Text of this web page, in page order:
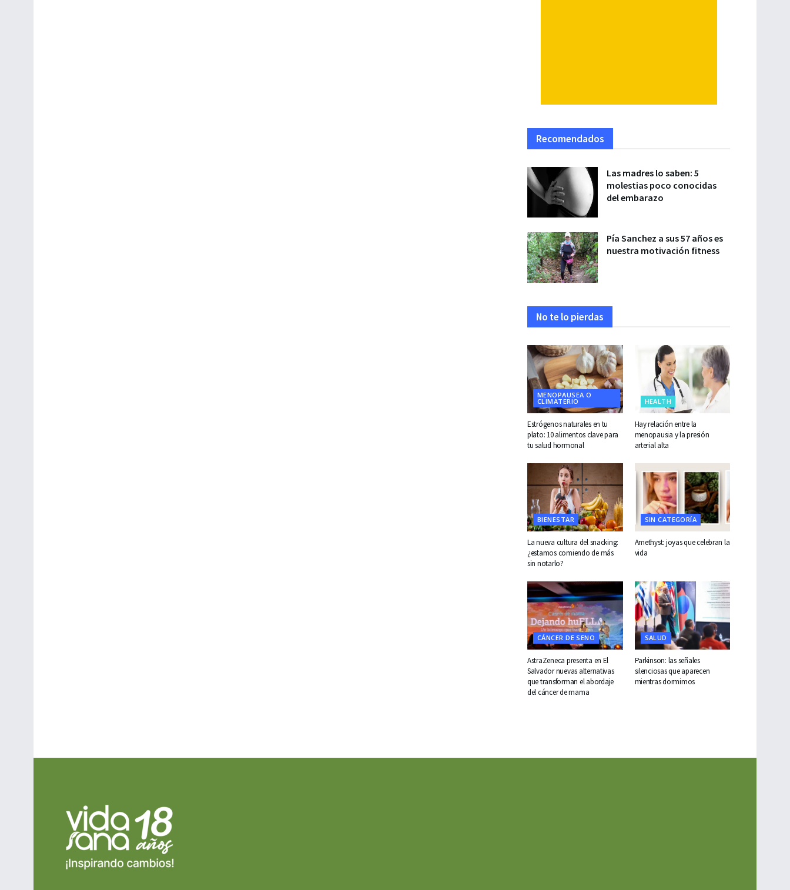
Recomendados
Las madres lo saben: 5
molestias poco conocidas
del embarazo
Pía Sanchez a sus 57 años es
nuestra motivación fitness
No te lo pierdas
MENOPAUSEA O
CLIMATERIO
Estrógenos naturales en tu
plato: 10 alimentos clave para
tu salud hormonal
HEALTH
Hay relación entre la
menopausia y la presión
arterial alta
BIENESTAR
La nueva cultura del snacking:
¿estamos comiendo de más
sin notarlo?
SIN CATEGORÍA
Amethyst: joyas que celebran la
vida
CÁNCER DE SENO
AstraZeneca presenta en El
Salvador nuevas alternativas
que transforman el abordaje
del cáncer de mama
SALUD
Parkinson: las señales
silenciosas que aparecen
mientras dormimos